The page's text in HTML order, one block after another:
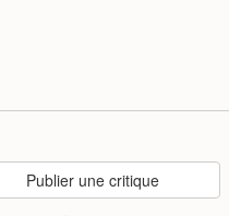
Publier une critique